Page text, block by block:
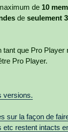
de 10
deseulement
que Pro
Pro Player.
versions.
sur la façon de
restent intacts